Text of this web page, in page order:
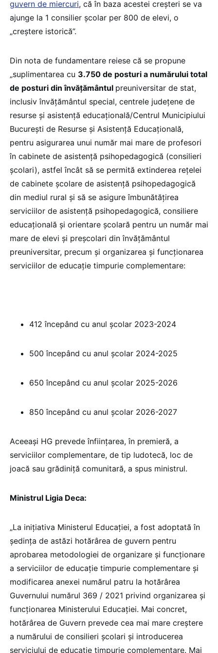
guvern de miercuri, că în baza acestei creșteri se va
ajunge la 1 consilier școlar per 800 de elevi, o
„creștere istorică”.
Din nota de fundamentare reiese că se propune
„suplimentarea cu 3.750 de posturi a numărului total
de posturi din învățământul preuniversitar de stat,
inclusiv învățământul special, centrele județene de
resurse și asistență educațională/Centrul Municipiului
București de Resurse și Asistență Educațională,
pentru asigurarea unui număr mai mare de profesori
în cabinete de asistenţă psihopedagogică (consilieri
școlari), astfel încât să se permită extinderea reţelei
de cabinete şcolare de asistenţă psihopedagogică
din mediul rural şi să se asigure îmbunătăţirea
serviciilor de asistenţă psihopedagogică, consiliere
educaţională şi orientare şcolară pentru un număr mai
mare de elevi şi preşcolari din învăţământul
preuniversitar, precum şi organizarea şi funcţionarea
serviciilor de educație timpurie complementare:
412 începând cu anul şcolar 2023-2024
500 începând cu anul şcolar 2024-2025
650 începând cu anul şcolar 2025-2026
850 începând cu anul şcolar 2026-2027
Aceeași HG prevede înființarea, în premieră, a
serviciilor complementare, de tip ludotecă, loc de
joacă sau grădiniță comunitară, a spus ministrul.
Ministrul Ligia Deca:
„La inițiativa Ministerul Educației, a fost adoptată în
ședința de astăzi hotărârea de guvern pentru
aprobarea metodologiei de organizare și funcționare
a serviciilor de educație timpurie complementare și
modificarea anexei numărul patru la hotărârea
Guvernului numărul 369 / 2021 privind organizarea și
funcționarea Ministerului Educației. Mai concret,
hotărârea de Guvern prevede cea mai mare creștere
a numărului de consilieri școlari și introducerea
serviciului de educație timpurie complementare. Mai